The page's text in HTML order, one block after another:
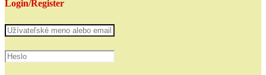
Login/Register